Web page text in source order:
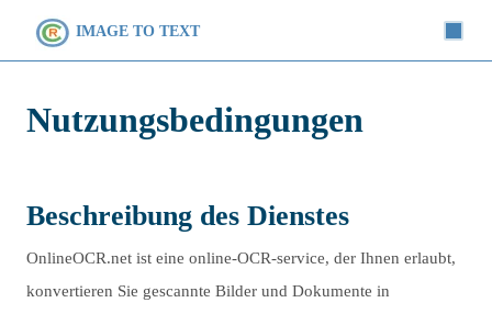
IMAGE TO TEXT
Nutzungsbedingungen
Beschreibung des Dienstes
OnlineOCR.net ist eine online-OCR-service, der Ihnen erlaubt,
konvertieren Sie gescannte Bilder und Dokumente in